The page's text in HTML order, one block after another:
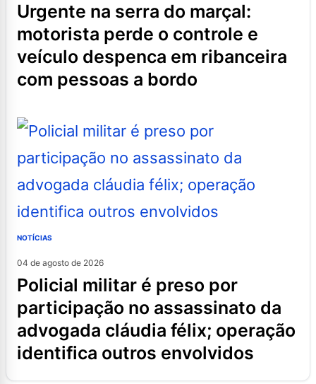
urgente na serra do marçal:
motorista perde o controle e
veículo despenca em ribanceira
com pessoas a bordo
NOTÍCIAS
04 de agosto de 2026
policial militar é preso por
participação no assassinato da
advogada cláudia félix; operação
identifica outros envolvidos